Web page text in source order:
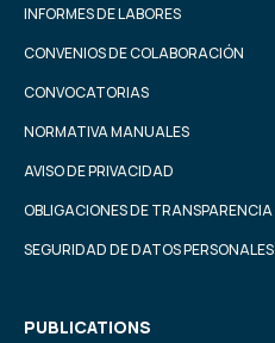
INFORMES DE LABORES
CONVENIOS DE COLABORACIÓN
CONVOCATORIAS
NORMATIVA MANUALES
AVISO DE PRIVACIDAD
OBLIGACIONES DE TRANSPARENCIA
SEGURIDAD DE DATOS PERSONALES
PUBLICATIONS